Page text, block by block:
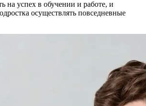
на успех в обучении и работе, и
осуществлять повседневные